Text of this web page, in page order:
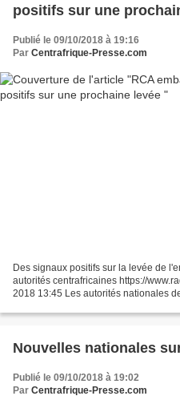
positifs sur une
Publié le 09/10/2018 à 19:16
Par Centrafrique-Presse.com
Des signaux positifs sur la levée de
autorités centrafricaines https://
2018 13:45 Les autorités nationales
Nouvelles nationales
Publié le 09/10/2018 à 19:02
Par Centrafrique-Presse.com